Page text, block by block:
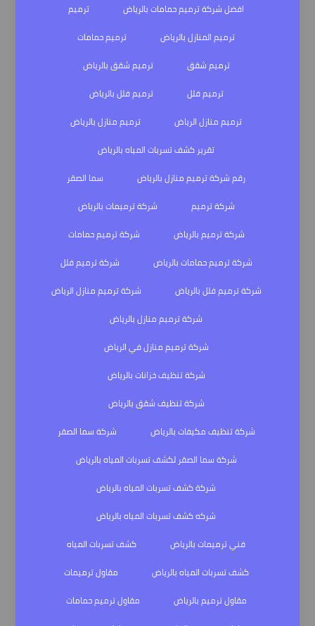
افضل شركة ترميم حمامات بالرياض
ترميم
ترميم المنازل بالرياض
ترميم حمامات
ترميم شقق
ترميم شقق بالرياض
ترميم فلل
ترميم فلل بالرياض
ترميم منازل الرياض
ترميم منازل بالرياض
تقرير كشف تسربات المياه بالرياض
رقم شركة ترميم منازل بالرياض
سما الصقر
شركة ترميم
شركة ترميمات بالرياض
شركة ترميم بالرياض
شركة ترميم حمامات
شركة ترميم حمامات بالرياض
شركة ترميم فلل
شركة ترميم فلل بالرياض
شركة ترميم منازل الرياض
شركة ترميم منازل بالرياض
شركة ترميم منازل في الرياض
شركة تنظيف خزانات بالرياض
شركة تنظيف شقق بالرياض
شركة تنظيف مكيفات بالرياض
شركة سما الصقر
شركة سما الصقر لكشف تسربات المياه بالرياض
شركة كشف تسربات المياه بالرياض
شركه كشف تسربات المياه بالرياض
فني ترميمات بالرياض
كشف تسربات المياه
كشف تسربات المياه بالرياض
مقاول ترميمات
مقاول ترميم بالرياض
مقاول ترميم حمامات